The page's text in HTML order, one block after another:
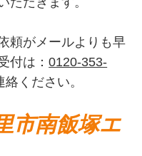
頼がメールよりも早
付は：0120-353-
ください。
市南飯塚エ